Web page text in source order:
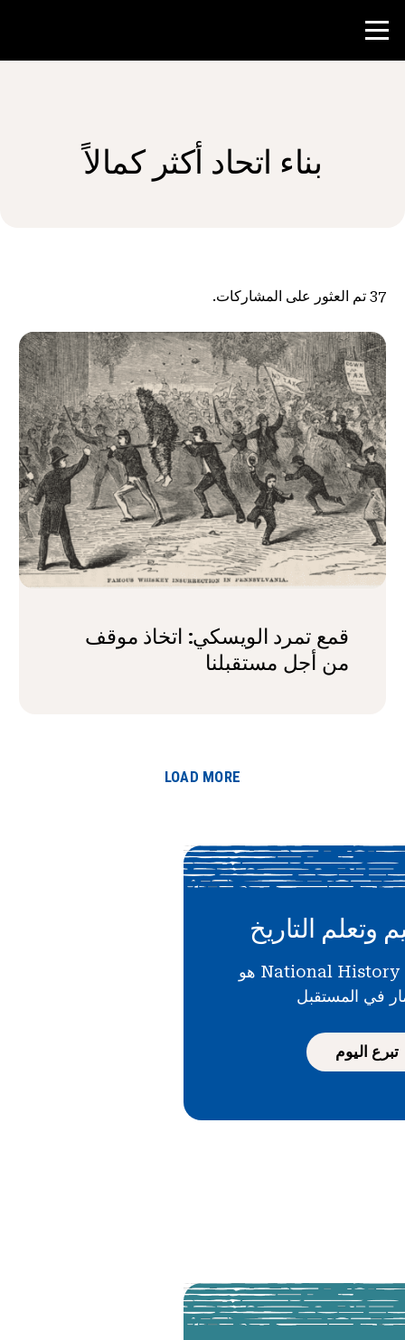
موارد المعلم
شارك
بناء اتحاد أكثر كمالاً
37 تم العثور على المشاركات.
قمع تمرد الويسكي: اتخاذ موقف
من أجل مستقبلنا
LOAD MORE
وتعلم التاريخ
دعمك لـ National History Day هو
في المستقبل
تبرع اليوم